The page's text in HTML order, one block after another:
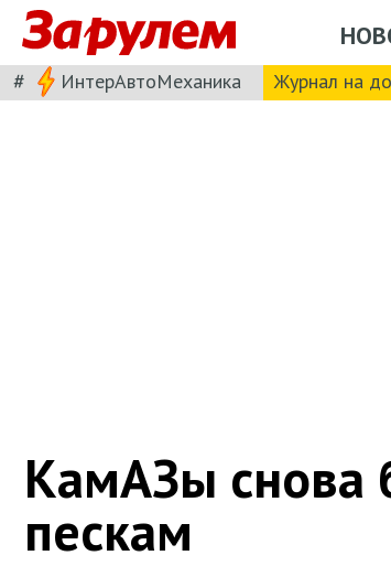
# ИнтерАвтоМеханика Журнал на
КамАЗы снова
пескам